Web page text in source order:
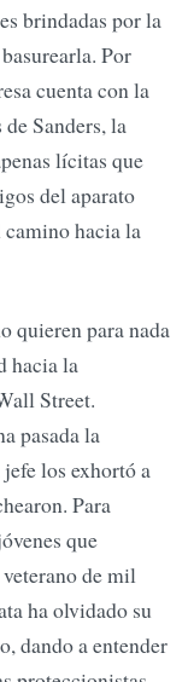
brindadas por la
Por
cuenta con la
Sanders, la
lícitas que
del aparato
hacia la
quieren para nada
hacia la
Street.
pasada la
los exhortó a
Para
que
de mil
ha olvidado su
dando a entender